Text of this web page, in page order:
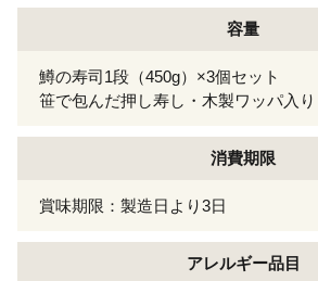
容量
鱒の寿司1段（450g）×3個セット
笹で包んだ押し寿し・木製ワッパ入り
消費期限
賞味期限：製造日より3日
アレルギー品目